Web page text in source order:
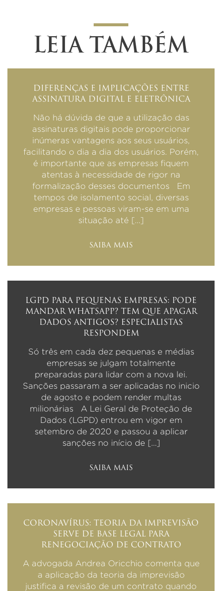
LEIA TAMBÉM
DIFERENÇAS E IMPLICAÇÕES ENTRE
ASSINATURA DIGITAL E ELETRÔNICA
Não há dúvida de que a utilização das
assinaturas digitais pode proporcionar
inúmeras vantagens aos seus usuários,
facilitando o dia a dia dos usuários. Porém,
é importante que as empresas fiquem
atentas à necessidade de rigor na
formalização desses documentos Em
tempos de isolamento social, diversas
empresas e pessoas viram-se em uma
situação até […]
SAIBA MAIS
LGPD PARA PEQUENAS EMPRESAS: PODE
MANDAR WHATSAPP? TEM QUE APAGAR
DADOS ANTIGOS? ESPECIALISTAS
RESPONDEM
Só três em cada dez pequenas e médias
empresas se julgam totalmente
preparadas para lidar com a nova lei.
Sanções passaram a ser aplicadas no inicio
de agosto e podem render multas
milionárias A Lei Geral de Proteção de
Dados (LGPD) entrou em vigor em
setembro de 2020 e passou a aplicar
sanções no início de […]
SAIBA MAIS
CORONAVÍRUS: TEORIA DA IMPREVISÃO
SERVE DE BASE LEGAL PARA
RENEGOCIAÇÃO DE CONTRATO
A advogada Andrea Oricchio comenta que
a aplicação da teoria da imprevisão
justifica a revisão de um contrato quando